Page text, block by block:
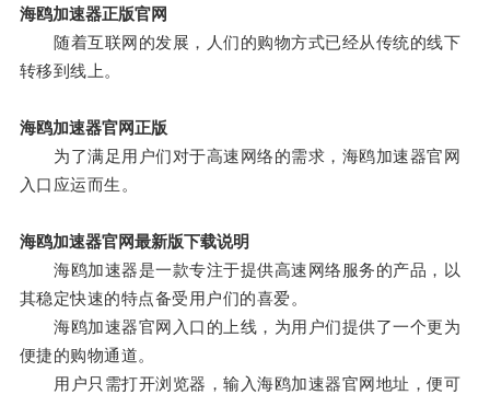
海鸥加速器正版官网
随着互联网的发展，人们的购物方式已经从传统的线下
转移到线上。
海鸥加速器官网正版
为了满足用户们对于高速网络的需求，海鸥加速器官网
入口应运而生。
海鸥加速器官网最新版下载说明
海鸥加速器是一款专注于提供高速网络服务的产品，以
其稳定快速的特点备受用户们的喜爱。
海鸥加速器官网入口的上线，为用户们提供了一个更为
便捷的购物通道。
用户只需打开浏览器，输入海鸥加速器官网地址，便可